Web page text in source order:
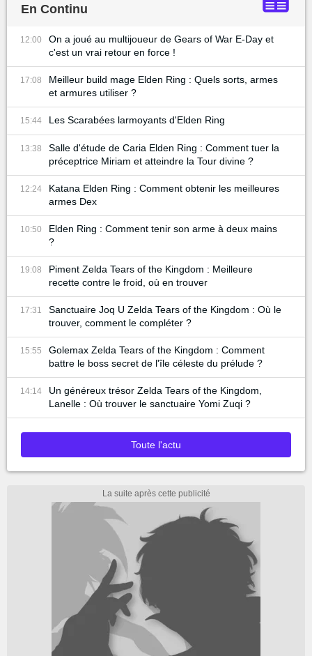
En Continu
12:00
On a joué au multijoueur de Gears of War E-Day et
c'est un vrai retour en force !
17:08
Meilleur build mage Elden Ring : Quels sorts, armes
et armures utiliser ?
15:44 Les Scarabées larmoyants d'Elden Ring
13:38
Salle d'étude de Caria Elden Ring : Comment tuer la
préceptrice Miriam et atteindre la Tour divine ?
12:24
Katana Elden Ring : Comment obtenir les meilleures
armes Dex
10:50
Elden Ring : Comment tenir son arme à deux mains
?
19:08
Piment Zelda Tears of the Kingdom : Meilleure
recette contre le froid, où en trouver
17:31
Sanctuaire Joq U Zelda Tears of the Kingdom : Où le
trouver, comment le compléter ?
15:55
Golemax Zelda Tears of the Kingdom : Comment
battre le boss secret de l'île céleste du prélude ?
14:14
Un généreux trésor Zelda Tears of the Kingdom,
Lanelle : Où trouver le sanctuaire Yomi Zuqi ?
Toute l'actu